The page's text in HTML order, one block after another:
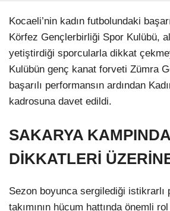
Kocaeli’nin kadın futbolundaki
Körfez Gençlerbirliği Spor Kulübü,
yetiştirdiği sporcularla dikkat
Kulübün genç kanat forveti Zümra
başarılı performansın ardından
kadrosuna davet edildi.
SAKARYA KAMPINDA
DİKKATLERİ
Sezon boyunca sergilediği istikrarlı
takımının hücum hattında önemli